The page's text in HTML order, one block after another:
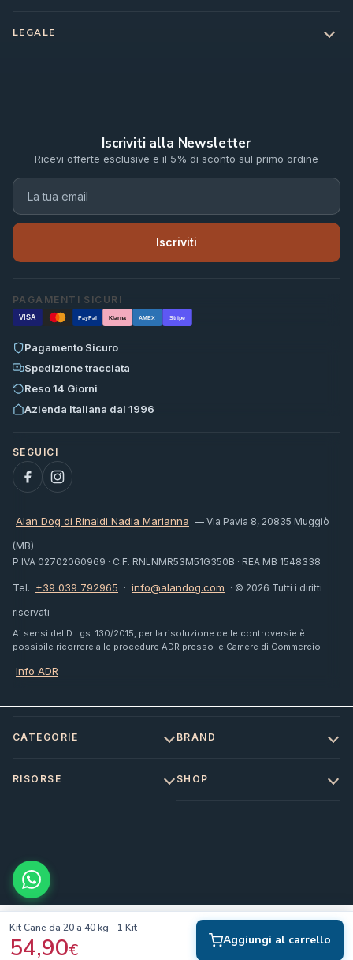
LEGALE
Iscriviti alla Newsletter
Ricevi offerte esclusive e il 5% di sconto sul primo ordine
Iscriviti
PAGAMENTI SICURI
VISA PayPal Klarna AMEX Stripe
Pagamento Sicuro
Spedizione tracciata
Reso 14 Giorni
Azienda Italiana dal 1996
Alan Dog di Rinaldi Nadia Marianna — Via Pavia 8, 20835 Muggiò
(MB)
P.IVA 02702060969 · C.F. RNLNMR53M51G350B · REA MB 1548338
Tel. +39 039 792965 · info@alandog.com · © 2026 Tutti i diritti
riservati
Ai sensi del D.Lgs. 130/2015, per la risoluzione delle controversie è
possibile ricorrere alle procedure ADR presso le Camere di Commercio —
Info ADR
CATEGORIE BRAND
RISORSE SHOP
Kit Cane da 20 a 40 kg - 1 Kit
54,90€ Aggiungi al carrello